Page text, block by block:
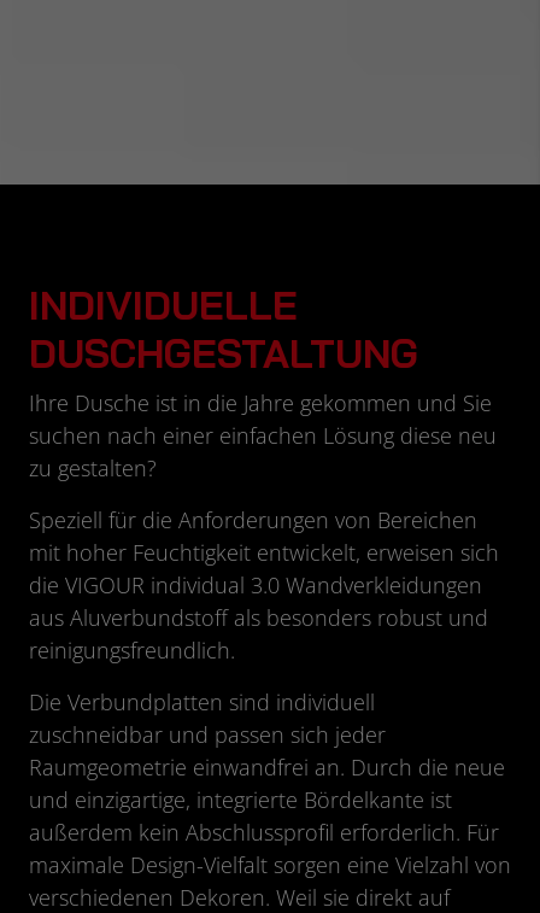
INDIVIDUELLE
DUSCHGESTALTUNG
Ihre Dusche ist in die Jahre gekommen und Sie
suchen nach einer einfachen Lösung diese neu
zu gestalten?
Speziell für die Anforderungen von Bereichen
mit hoher Feuchtigkeit entwickelt, erweisen sich
die VIGOUR individual 3.0 Wandverkleidungen
aus Aluverbundstoff als besonders robust und
reinigungsfreundlich.
Die Verbundplatten sind individuell
zuschneidbar und passen sich jeder
Raumgeometrie einwandfrei an. Durch die neue
und einzigartige, integrierte Bördelkante ist
außerdem kein Abschlussprofil erforderlich. Für
maximale Design-Vielfalt sorgen eine Vielzahl von
verschiedenen Dekoren. Weil sie direkt auf